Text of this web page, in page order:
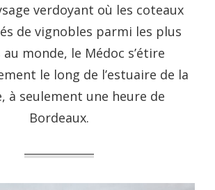
verdoyant où les coteaux
de vignobles parmi les plus
monde, le Médoc s’étire
le long de l’estuaire de la
à seulement une heure de
Bordeaux.